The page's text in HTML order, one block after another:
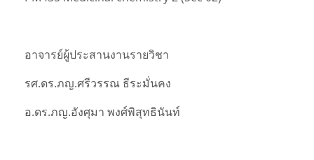
อาจารย์ผู้ประสานงานรายวิชา
รศ.ดร.ภญ.ศรีวรรณ ธีระมั่นคง
อ.ดร.ภญ.อังศุมา พงศ์พิสุทธินันท์